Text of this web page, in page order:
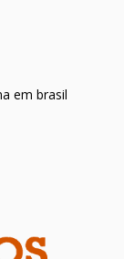
em brasil